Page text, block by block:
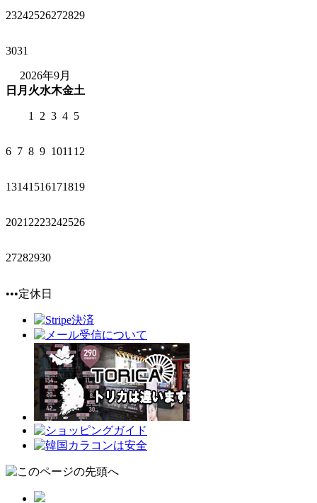
23242526272829
3031
2026年9月
日 月 火水木金土
1 2 3 4 5
6 7 8 9 1011 12
13141516171819
2021 2223242526
27282930
•••定休日